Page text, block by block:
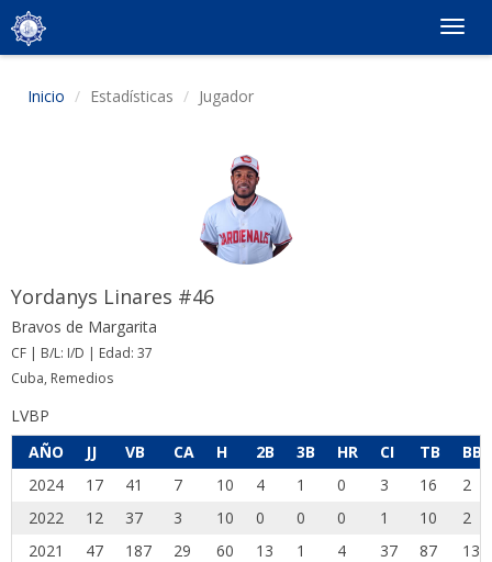
Inicio Estadísticas Jugador
Yordanys Linares #46
Bravos de Margarita
CF | B/L: I/D | Edad: 37
Cuba, Remedios
LVBP
AÑO
JJ VB CA H 2B 3B HR CI TB
BB
2024
17 41 7 10 4 1 0 3 16
2
2022
12 37 3 10 0 0 0 1 10
2
2021
47 187 29 60 13 1 4 37 87
13